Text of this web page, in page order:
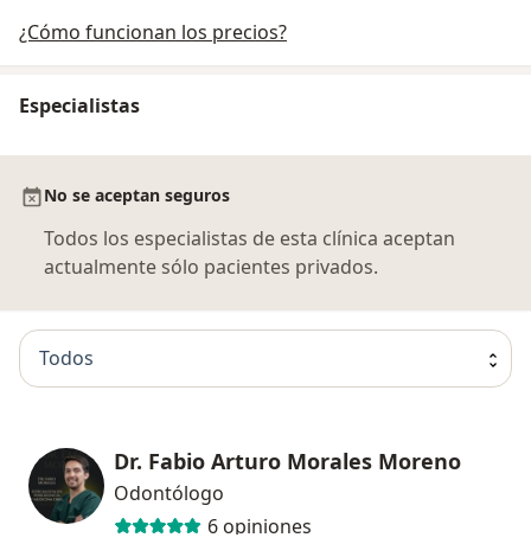
¿Cómo funcionan los precios?
Especialistas
No se aceptan seguros
Todos los especialistas de esta clínica aceptan
actualmente sólo pacientes privados.
Todos
Dr. Fabio Arturo Morales Moreno
Odontólogo
6 opiniones